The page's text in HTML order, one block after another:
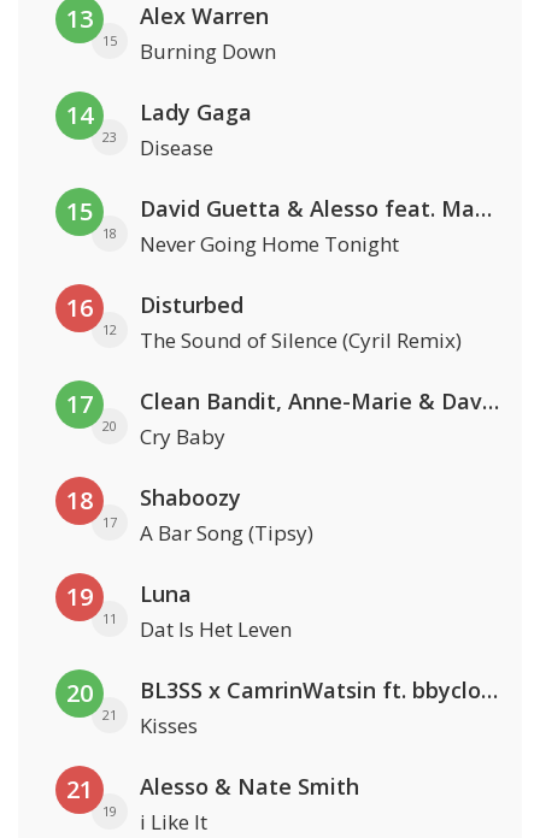
13
15
Alex Warren
Burning Down
14
23
Lady Gaga
Disease
15
18
David Guetta & Alesso feat. Madison Love
Never Going Home Tonight
16
12
Disturbed
The Sound of Silence (Cyril Remix)
17
20
Clean Bandit, Anne-Marie & David Guetta
Cry Baby
18
17
Shaboozy
A Bar Song (Tipsy)
19
11
Luna
Dat Is Het Leven
20
21
BL3SS x CamrinWatsin ft. bbyclose
Kisses
21
19
Alesso & Nate Smith
i Like It